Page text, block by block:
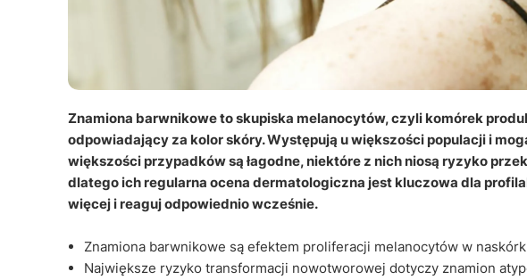
Znamiona barwnikowe to skupiska melanocytów, czyli komórek
odpowiadający za kolor skóry. Występują u większości populacji i
większości przypadków są łagodne, niektóre z nich niosą ryzyko
dlatego ich regularna ocena dermatologiczna jest kluczowa dla
więcej i reaguj odpowiednio wcześnie.
Znamiona barwnikowe są efektem proliferacji melanocytów w
Największe ryzyko transformacji nowotworowej dotyczy znamion